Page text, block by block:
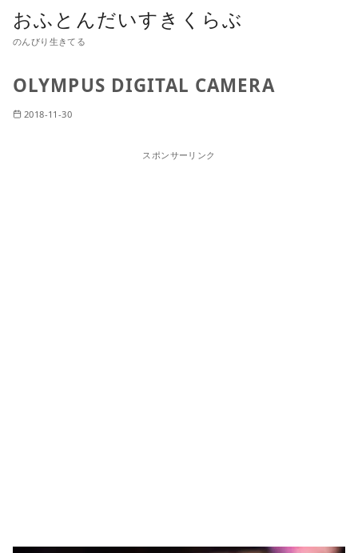
おふとんだいすきくらぶ
のんびり生きてる
OLYMPUS DIGITAL CAMERA
2018-11-30
スポンサーリンク